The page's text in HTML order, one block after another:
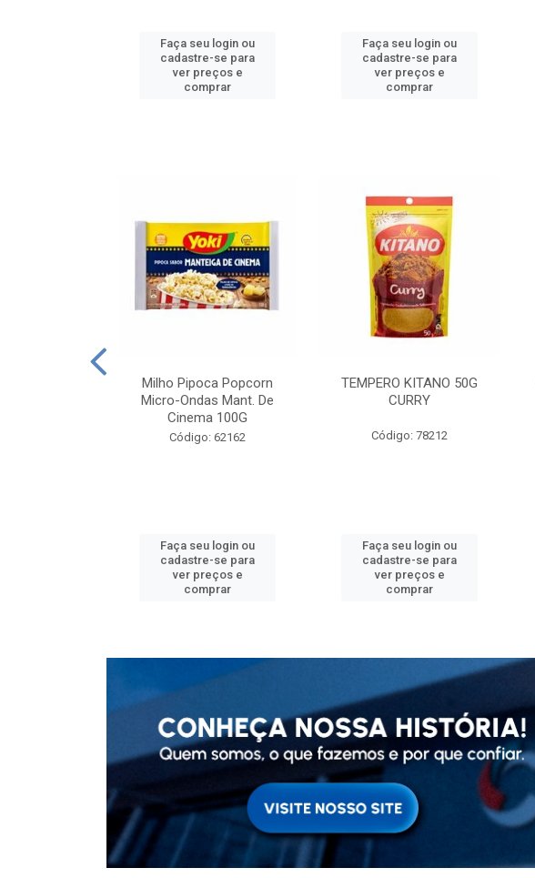
Faça seu login ou
cadastre-se para
ver preços e
comprar
Faça seu login ou
cadastre-se para
ver preços e
comprar
Milho Pipoca Popcorn
Micro-Ondas Mant. De
Cinema 100G
Código: 62162
Faça seu login ou
cadastre-se para
ver preços e
comprar
TEMPERO KITANO 50G
CURRY
Código: 78212
Faça seu login ou
cadastre-se para
ver preços e
comprar